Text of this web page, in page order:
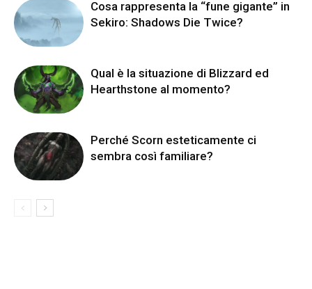
Cosa rappresenta la “fune gigante” in
Sekiro: Shadows Die Twice?
Qual è la situazione di Blizzard ed
Hearthstone al momento?
Perché Scorn esteticamente ci
sembra così familiare?